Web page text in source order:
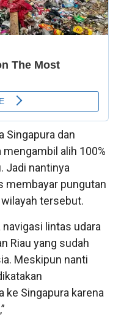
Singapura dan
alih 100%
Jadi nantinya
membayar pungutan
tersebut.
lintas udara
Riau yang sudah
Meskipun nanti
ke Singapura karena